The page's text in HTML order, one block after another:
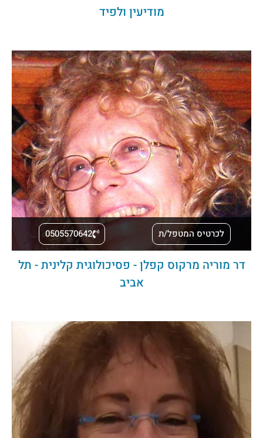
מודיעין ולפיד
לכרטיס המטפל/ת 0505570642
דר מוריה מרקוס קפלן - פסיכולוגית קלינית - תל
אביב